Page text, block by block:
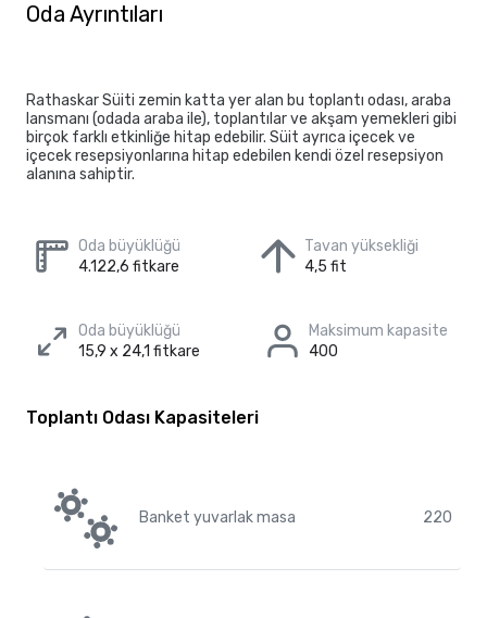
Oda Ayrıntıları
Rathaskar Süiti zemin katta yer alan bu toplantı odası, araba
lansmanı (odada araba ile), toplantılar ve akşam yemekleri gibi
birçok farklı etkinliğe hitap edebilir. Süit ayrıca içecek ve
içecek resepsiyonlarına hitap edebilen kendi özel resepsiyon
alanına sahiptir.
Oda büyüklüğü
4.122,6 fitkare
Tavan yüksekliği
4,5 fit
Oda büyüklüğü
15,9 x 24,1 fitkare
Maksimum kapasite
400
Toplantı Odası Kapasiteleri
Banket yuvarlak masa 220